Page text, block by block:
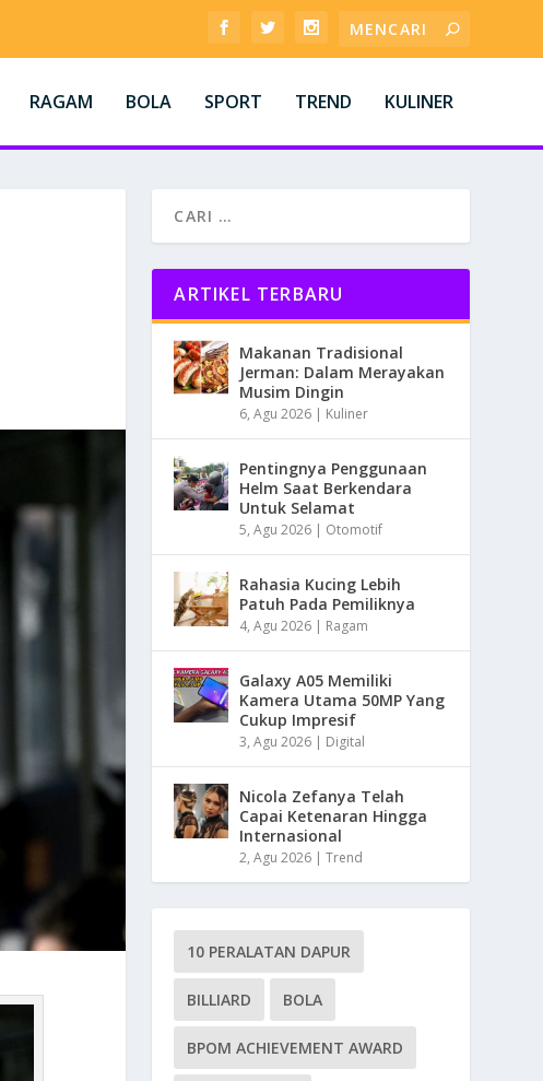
RAGAM BOLA SPORT TREND KULINER
ARTIKEL TERBARU
Makanan Tradisional
Jerman: Dalam Merayakan
Musim Dingin
6, Agu 2026 | Kuliner
Pentingnya Penggunaan
Helm Saat Berkendara
Untuk Selamat
5, Agu 2026 | Otomotif
Rahasia Kucing Lebih
Patuh Pada Pemiliknya
4, Agu 2026 | Ragam
Galaxy A05 Memiliki
Kamera Utama 50MP Yang
Cukup Impresif
3, Agu 2026 | Digital
Nicola Zefanya Telah
Capai Ketenaran Hingga
Internasional
2, Agu 2026 |Trend
10 PERALATAN DAPUR
BILLIARD BOLA
BPOM ACHIEVEMENT AWARD